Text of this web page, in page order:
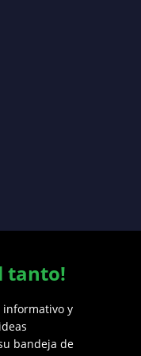
tanto!
informativo y
bandeja de